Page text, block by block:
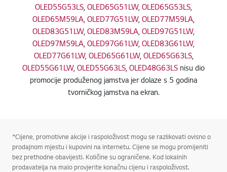
OLED55G53LS OLED65G51LW, OLED65G53LS
OLED65M59LA OLED77G51LW, OLED77M59LA
OLED83G51LW, OLED83M59LA OLED97G51LW,
OLED97M59LA OLED97G61LW, OLED83G61LW,
OLED77G61LW, OLED65G61LW, OLED65G63LS,
OLED55G61LW, OLED55G63LS OLED48G63LS nisu dio
promocije produženog jamstva jer dolaze s 5 godina
tvorničkog jamstva na ekran.
*Cijene, promotivne akcije i raspoloživost mogu se razlikovati ovisno o
prodajnom mjestu i kupovini na internetu. Cijene se mogu promijeniti
bez prethodne obavijesti. Količine su ograničene. Kod lokalnih
prodavatelja na malo provjerite konačnu cijenu i raspoloživost.